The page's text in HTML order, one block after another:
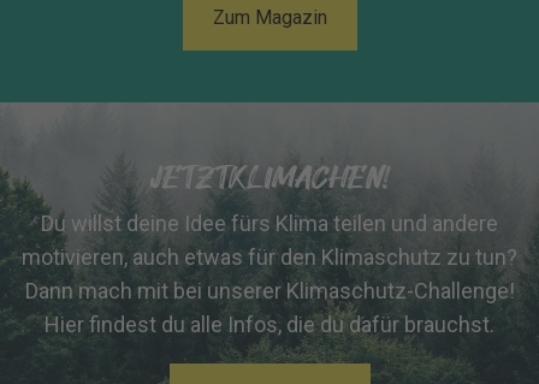
Zum Magazin
JETZTKLIMACHEN!
Du willst deine Idee fürs Klima teilen und andere
motivieren, auch etwas für den Klimaschutz zu tun?
Dann mach mit bei unserer Klimaschutz-Challenge!
Hier findest du alle Infos, die du dafür brauchst.